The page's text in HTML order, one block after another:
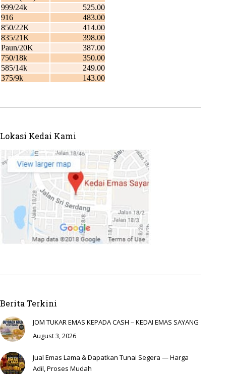
Lokasi Kedai Kami
Berita Terkini
JOM TUKAR EMAS KEPADA CASH – KEDAI EMAS SAYANG
August 3, 2026
Jual Emas Lama & Dapatkan Tunai Segera — Harga
Adil, Proses Mudah